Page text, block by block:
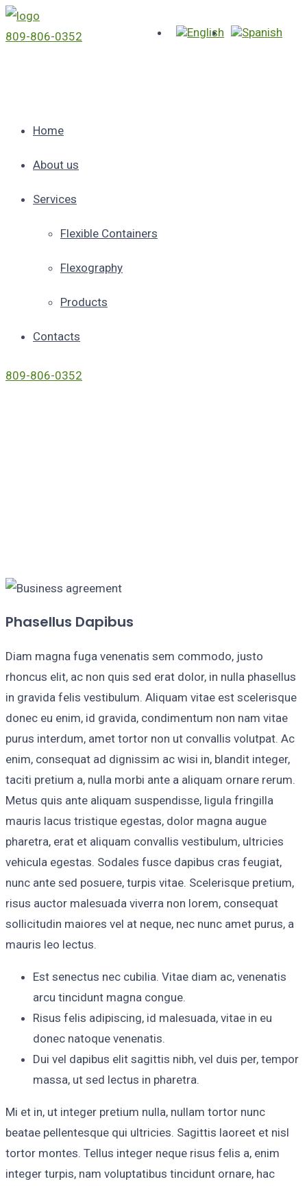
809-806-0352
Home
About us
Services
Flexible Containers
Flexography
Products
Contacts
809-806-0352
Phasellus Dapibus
Diam magna fuga venenatis sem commodo, justo
rhoncus elit, ac non quis sed erat dolor, in nulla phasellus
in gravida felis vestibulum. Aliquam vitae est scelerisque
donec eu enim, id gravida, condimentum non nam vitae
purus interdum, amet tortor non ut convallis volutpat. Ac
enim, consequat ad dignissim ac wisi in, blandit integer,
taciti pretium a, nulla morbi ante a aliquam ornare rerum.
Metus quis ante aliquam suspendisse, ligula fringilla
mauris lacus tristique egestas, dolor magna augue
pharetra, erat et aliquam convallis vestibulum, ultricies
vehicula egestas. Sodales fusce dapibus cras feugiat,
nunc ante sed posuere, turpis vitae. Scelerisque pretium,
risus auctor malesuada viverra non lorem, consequat
sollicitudin maiores vel at neque, nec nunc amet purus, a
mauris leo lectus.
Est senectus nec cubilia. Vitae diam ac, venenatis
arcu tincidunt magna congue.
Risus felis adipiscing, id malesuada, vitae in eu
donec natoque venenatis.
Dui vel dapibus elit sagittis nibh, vel duis per, tempor
massa, ut sed lectus in pharetra.
Mi et in, ut integer pretium nulla, nullam tortor nunc
beatae pellentesque qui ultricies. Sagittis laoreet et nisl
tortor montes. Tellus integer neque risus felis a, enim
integer turpis, nam voluptatibus tincidunt ornare, hac